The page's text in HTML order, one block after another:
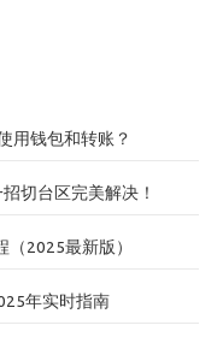
用钱包和转账？
切台区完美解决！
（2025最新版）
年实时指南